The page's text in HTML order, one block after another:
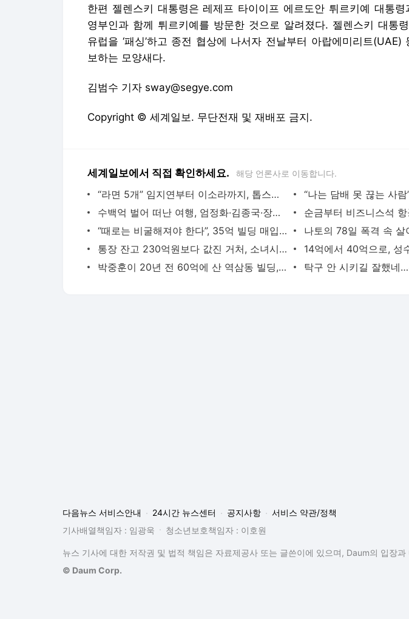
Copyright © 세계일보. 무단전재 및 재배포 금지.
수백억 벌어 떠난 여행, 엄정화·김종국·장윤정이 마주한 진짜 성공
박중훈이 20년 전 60억에 산 역삼동 빌딩, 400억 차익 만든 침묵의 법칙